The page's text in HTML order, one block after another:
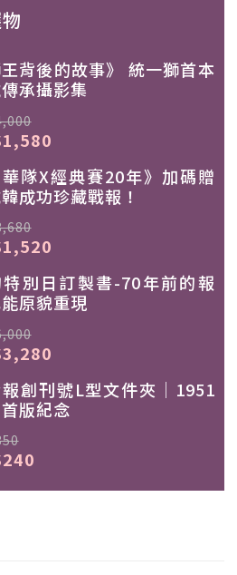
王背後的故事》 統一獅首本
承攝影集
華隊X經典賽20年》加碼贈
成功珍藏戰報！
別日訂製書-70年前的報
原貌重現
創刊號L型文件夾｜1951
版紀念